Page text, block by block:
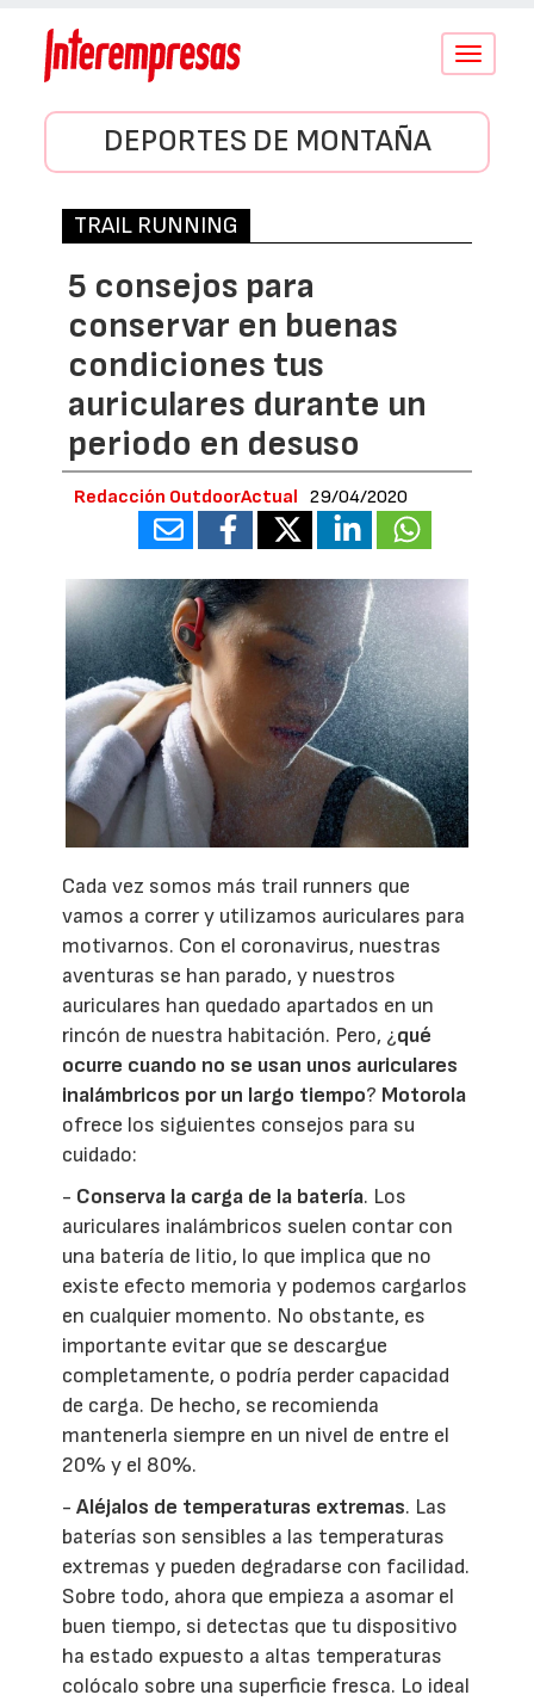
Conmutar
DEPORTES DE MONTAÑA
TRAIL RUNNING
5 consejos para
conservar en buenas
condiciones tus
auriculares durante un
periodo en desuso
Redacción OutdoorActual 29/04/2020
Cada vez somos más trail runners que
vamos a correr y utilizamos auriculares para
motivarnos. Con el coronavirus, nuestras
aventuras se han parado, y nuestros
auriculares han quedado apartados en un
rincón de nuestra habitación. Pero, ¿qué
ocurre cuando no se usan unos auriculares
inalámbricos por un largo tiempo? Motorola
ofrece los siguientes consejos para su
cuidado:
- Conserva la carga de la batería. Los
auriculares inalámbricos suelen contar con
una batería de litio, lo que implica que no
existe efecto memoria y podemos cargarlos
en cualquier momento. No obstante, es
importante evitar que se descargue
completamente, o podría perder capacidad
de carga. De hecho, se recomienda
mantenerla siempre en un nivel de entre el
20% y el 80%.
-Aléjalos de temperaturas extremas. Las
baterías son sensibles a las temperaturas
extremas y pueden degradarse con facilidad.
Sobre todo, ahora que empieza a asomar el
buen tiempo, si detectas que tu dispositivo
ha estado expuesto a altas temperaturas
colócalo sobre una superficie fresca. Lo ideal